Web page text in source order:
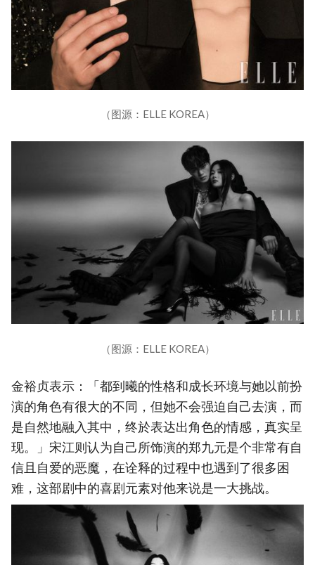
（图源：ELLE KOREA）
（图源：ELLE KOREA）
金裕贞表示：「都到曦的性格和成长环境与她以前扮
演的角色有很大的不同，但她不会强迫自己去演，而
是自然地融入其中，终於表达出角色的情感，真实呈
现。」宋江则认为自己所饰演的郑九元是个非常有自
信且自爱的恶魔，在诠释的过程中也遇到了很多困
难，这部剧中的喜剧元素对他来说是一大挑战。